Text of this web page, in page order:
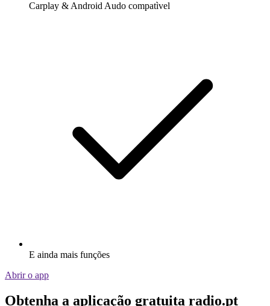
Carplay & Android Audo compatìvel
E ainda mais funções
Abrir o app
Obtenha a aplicação gratuita radio.pt